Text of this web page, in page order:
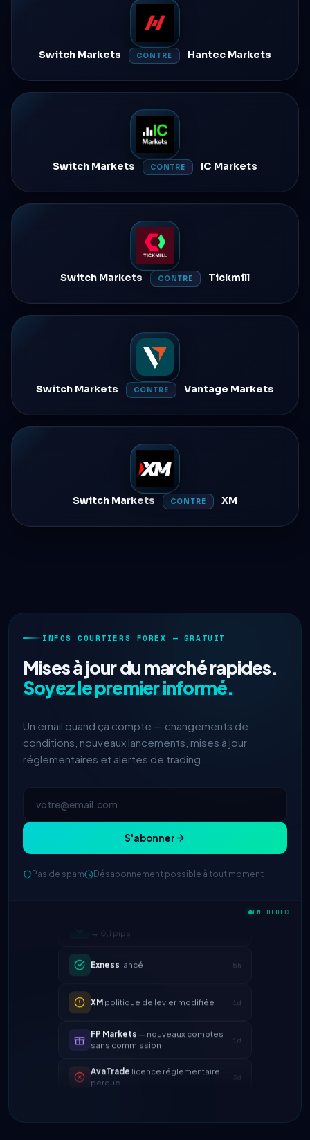
Switch Markets CONTRE Hantec Markets
Switch Markets CONTRE IC Markets
Switch Markets CONTRE Tickmill
Switch Markets CONTRE Vantage Markets
Switch Markets CONTRE XM
INFOS COURTIERS FOREX — GRATUIT
Mises à jour du marché rapides.
Soyez le premier informé.
Un email quand ça compte — changements de
conditions, nouveaux lancements, mises à jour
réglementaires et alertes de trading.
S'abonner
Pas de spam Désabonnement possible à tout moment
EN DIRECT
Exnesslancé
FP Markets— nouveaux comptes
AvaTradelicence réglementaire
Tickmill
IC Marketsspread EUR/USD réduit